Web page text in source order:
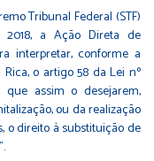
Tribunal Federal (STF)
a Ação Direta de
interpretar, conforme a
o artigo 58 da Lei nº
que assim o desejarem,
ou da realização
o direito à substituição de